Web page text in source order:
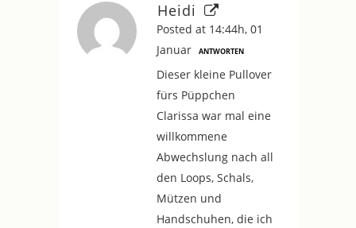
Heidi
Posted at 14:44h, 01
Januar
ANTWORTEN
Dieser kleine Pullover
fürs Püppchen
Clarissa war mal eine
willkommene
Abwechslung nach all
den Loops, Schals,
Mützen und
Handschuhen, die ich